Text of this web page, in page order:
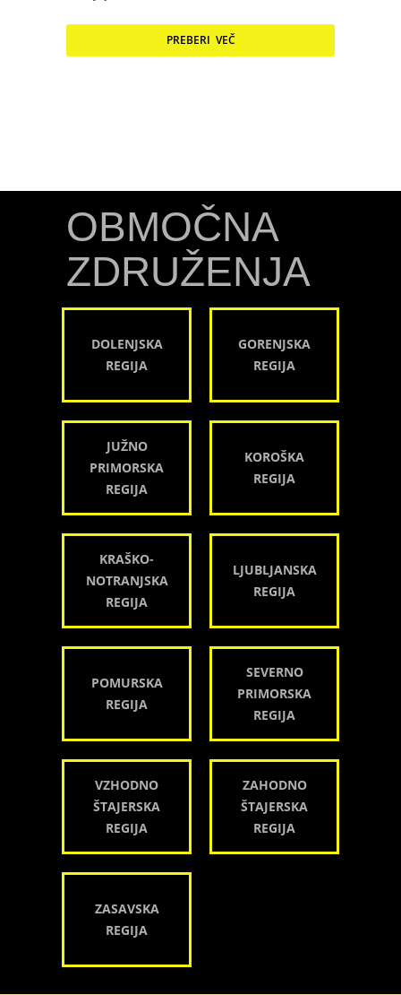
PREBERI VEČ
OBMOČNA
ZDRUŽENJA
DOLENJSKA
REGIJA
GORENJSKA
REGIJA
JUŽNO
PRIMORSKA
REGIJA
KOROŠKA
REGIJA
KRAŠKO-
NOTRANJSKA
REGIJA
LJUBLJANSKA
REGIJA
POMURSKA
REGIJA
SEVERNO
PRIMORSKA
REGIJA
VZHODNO
ŠTAJERSKA
REGIJA
ZAHODNO
ŠTAJERSKA
REGIJA
ZASAVSKA
REGIJA